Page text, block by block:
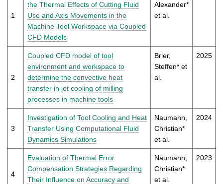
1
the Thermal Effects of Cutting Fluid
Use and Axis Movements in the
Machine Tool Workspace via Coupled
CFD Models
Alexander*
et al.
2
Coupled CFD model of tool
environment and workspace to
determine the convective heat
transfer in jet cooling of milling
processes in machine tools
Brier,
Steffen* et
al.
2025
3
Investigation of Tool Cooling and Heat
Transfer Using Computational Fluid
Dynamics Simulations
Naumann,
Christian*
et al.
2024
4
Evaluation of Thermal Error
Compensation Strategies Regarding
Their Influence on Accuracy and
Naumann,
Christian*
et al.
2023